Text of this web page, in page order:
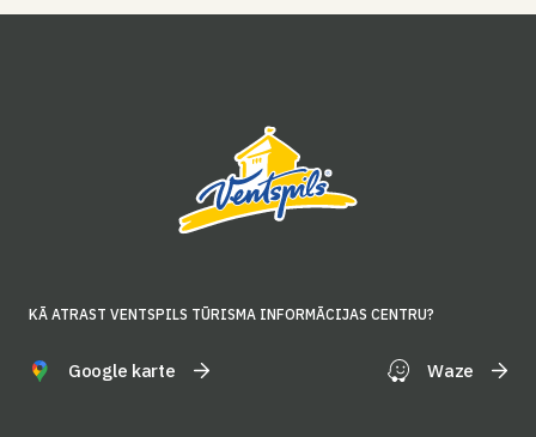
KĀ ATRAST VENTSPILS TŪRISMA INFORMĀCIJAS CENTRU?
Google karte Waze